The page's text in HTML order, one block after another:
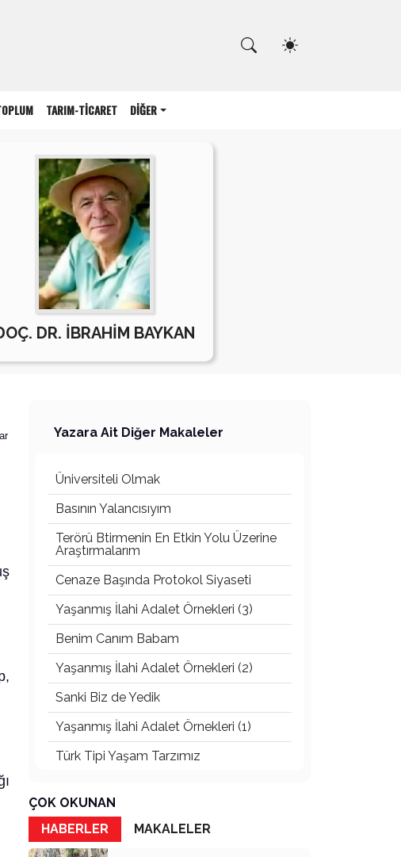
TARIM-TİCARET DİĞER
DR. İBRAHİM BAYKAN
Yazara Ait Diğer Makaleler
Üniversiteli Olmak
Basının Yalancısıyım
Terörü Btirmenin En Etkin Yolu Üzerine
Araştırmalarım
Cenaze Başında Protokol Siyaseti
Yaşanmış İlahi Adalet Örnekleri (3)
Benim Canım Babam
Yaşanmış İlahi Adalet Örnekleri (2)
Sanki Biz de Yedik
Yaşanmış İlahi Adalet Örnekleri (1)
Türk Tipi Yaşam Tarzımız
Katil Ağaçlar
Keşke Herkes Sevdiği ve İyi Bildiği İşi
ÇOK OKUNAN
HABERLER
MAKALELER